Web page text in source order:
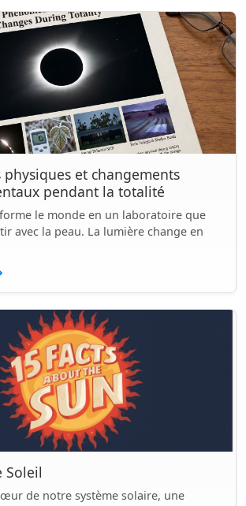
physiques et changements
pendant la totalité
le monde en un laboratoire que
avec la peau. La lumière change en
Soleil
de notre système solaire, une